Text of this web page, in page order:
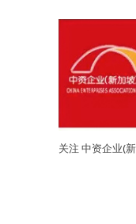
关注 中资企业(